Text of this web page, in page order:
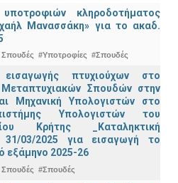
κληροδοτήματος
Μανασσάκη» για το ακαδ.
Σπουδές #Υποτροφίες #Σπουδές
εισαγωγής πτυχιούχων στo
Σπουδών στην
Μηχανική Υπολογιστών στο
Υπολογιστών του
Κρήτης _Καταληκτική
31/03/2025 για εισαγωγή το
εξάμηνο 2025-26
Σπουδές #Σπουδές